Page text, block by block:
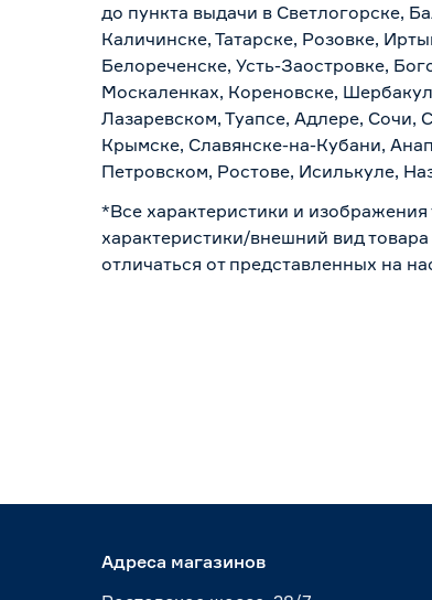
до пункта выдачи в Светлогорске,
Каличинске, Татарске, Розовке,
Белореченске, Усть-Заостровке,
Москаленках, Кореновске,
Лазаревском, Туапсе, Адлере,
Крымске, Славянске-на-Кубани,
Петровском, Ростове, Исилькуле,
*Все характеристики и
характеристики/внешний вид
отличаться от представленных на
Адреса магазинов